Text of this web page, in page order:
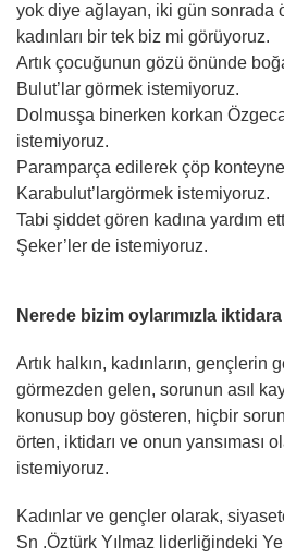
yok diye ağlayan, iki gün sonrada
kadınları bir tek biz mi görüyoruz.
Artık çocuğunun gözü önünde
Bulut’lar görmek istemiyoruz.
Dolmusşa binerken korkan
istemiyoruz.
Paramparça edilerek çöp
Karabulut’largörmek istemiyoruz.
Tabi şiddet gören kadına yardım
Şeker’ler de istemiyoruz.
Nerede bizim oylarımızla
Artık halkın, kadınların, gençlerin
görmezden gelen, sorunun asıl
konusup boy gösteren, hiçbir
örten, iktidarı ve onun yansıması
istemiyoruz.
Kadınlar ve gençler olarak,
Sn .Öztürk Yılmaz liderliğindeki